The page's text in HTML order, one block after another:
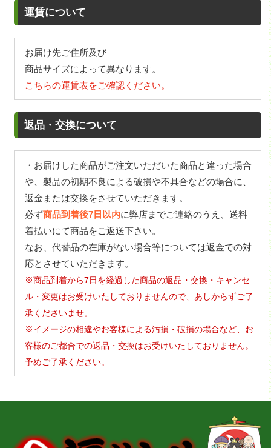
運賃について
お届け先ご住所及び
商品サイズによって異なります。
こちらの運賃表をご確認ください。
返品・交換について
・お届けした商品がご注文いただいた商品と違った場合
や、製品の初期不良による破損や不具合などの場合に、
返金または交換をさせていただきます。
必ず商品到着後7日以内に弊店までご連絡のうえ、送料
着払いにて商品をご返送下さい。
なお、代替品の在庫がない場合等については返金での対
応とさせていただきます。
※商品到着から7日を経過した商品の返品・交換・キャンセ
ル・変更はお受けいたしておりませんので、あしからずご了
承くださいませ。
※イメージの相違やお客様による汚損・破損の場合など、お
客様のご都合での返品・交換はお受けいたしておりません。
予めご了承ください。